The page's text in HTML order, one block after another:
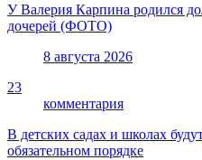
У Валерия Карпина родился
дочерей (ФОТО)
8 августа 2026
23
комментария
В детских садах и школах
обязательном порядке